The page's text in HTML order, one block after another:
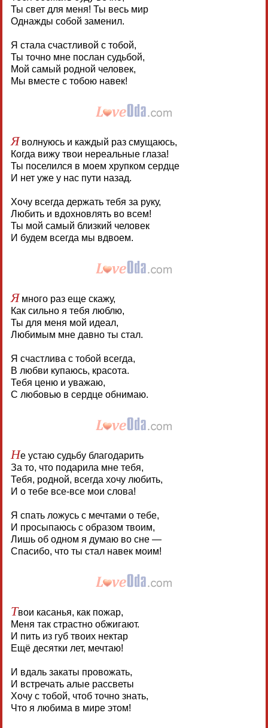
Ты свет для меня! Ты весь мир
Однажды собой заменил.
Я стала счастливой с тобой,
Ты точно мне послан судьбой,
Мой самый родной человек,
Мы вместе с тобою навек!
Яволнуюсь и каждый раз смущаюсь,
Когда вижу твои нереальные глаза!
Ты поселился в моем хрупком сердце
И нет уже у нас пути назад.
Хочу всегда держать тебя за руку,
Любить и вдохновлять во всем!
Ты мой самый близкий человек
И будем всегда мы вдвоем.
Ямного раз еще скажу,
Как сильно я тебя люблю,
Ты для меня мой идеал,
Любимым мне давно ты стал.
Я счастлива с тобой всегда,
В любви купаюсь, красота.
Тебя ценю и уважаю,
С любовью в сердце обнимаю.
Не устаю судьбу благодарить
За то, что подарила мне тебя,
Тебя, родной, всегда хочу любить,
И о тебе все-все мои слова!
Я спать ложусь с мечтами о тебе,
И просыпаюсь с образом твоим,
Лишь об одном я думаю во сне —
Спасибо, что ты стал навек моим!
Твои касанья, как пожар,
Меня так страстно обжигают.
И пить из губ твоих нектар
Ещё десятки лет, мечтаю!
И вдаль закаты провожать,
И встречать алые рассветы
Хочу с тобой, чтоб точно знать,
Что я любима в мире этом!